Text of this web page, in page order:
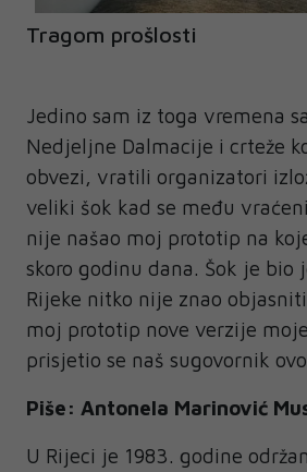
Tragom prošlosti
Jedino sam iz toga vremena
Nedjeljne Dalmacije i crteže
obvezi, vratili organizatori
veliki šok kad se među
nije našao moj prototip na
skoro godinu dana. Šok je bio
Rijeke nitko nije znao
moj prototip nove verzije
prisjetio se naš sugovornik
Piše: Antonela Marinović
U Rijeci je 1983. godine